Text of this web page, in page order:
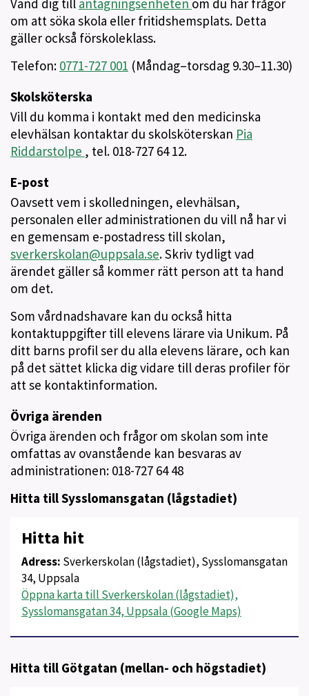
Vänd dig till antagningsenheten om du har frågor
om att söka skola eller fritidshemsplats. Detta
gäller också förskoleklass.
Telefon: 0771-727 001 (Måndag–torsdag 9.30–11.30)
Skolsköterska
Vill du komma i kontakt med den medicinska
elevhälsan kontaktar du skolsköterskan Pia
Riddarstolpe , tel. 018-727 64 12.
E-post
Oavsett vem i skolledningen, elevhälsan,
personalen eller administrationen du vill nå har vi
en gemensam e-postadress till skolan,
sverkerskolan@uppsala.se. Skriv tydligt vad
ärendet gäller så kommer rätt person att ta hand
om det.
Som vårdnadshavare kan du också hitta
kontaktuppgifter till elevens lärare via Unikum. På
ditt barns profil ser du alla elevens lärare, och kan
på det sättet klicka dig vidare till deras profiler för
att se kontaktinformation.
Övriga ärenden
Övriga ärenden och frågor om skolan som inte
omfattas av ovanstående kan besvaras av
administrationen: 018-727 64 48
Hitta till Sysslomansgatan (lågstadiet)
Hitta hit
Adress: Sverkerskolan (lågstadiet), Sysslomansgatan
34, Uppsala
Öppna karta till Sverkerskolan (lågstadiet),
Sysslomansgatan 34, Uppsala (Google Maps)
Hitta till Götgatan (mellan- och högstadiet)